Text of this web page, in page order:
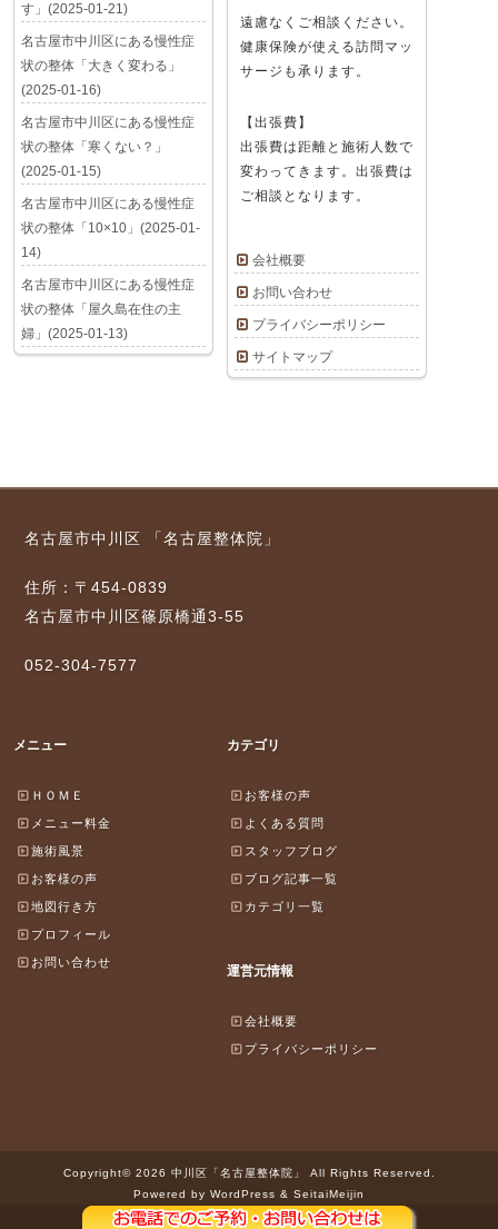
遠慮なくご相談ください。
健康保険が使える訪問マッ
サージも承ります。
【出張費】
出張費は距離と施術人数で
変わってきます。出張費は
ご相談となります。
会社概要
お問い合わせ
プライバシーポリシー
サイトマップ
す」(2025-01-21)
名古屋市中川区にある慢性症
状の整体「大きく変わる」
(2025-01-16)
名古屋市中川区にある慢性症
状の整体「寒くない？」
(2025-01-15)
名古屋市中川区にある慢性症
状の整体「10×10」(2025-01-
14)
名古屋市中川区にある慢性症
状の整体「屋久島在住の主
婦」(2025-01-13)
名古屋市中川区 「名古屋整体院」
住所：〒454-0839
名古屋市中川区篠原橋通3-55
052-304-7577
メニュー
ＨＯＭＥ
メニュー料金
施術風景
お客様の声
地図行き方
プロフィール
お問い合わせ
カテゴリ
お客様の声
よくある質問
スタッフブログ
ブログ記事一覧
カテゴリ一覧
運営元情報
会社概要
プライバシーポリシー
Copyright© 2026 中川区「名古屋整体院」 All Rights Reserved.
Powered by WordPress & SeitaiMeijin